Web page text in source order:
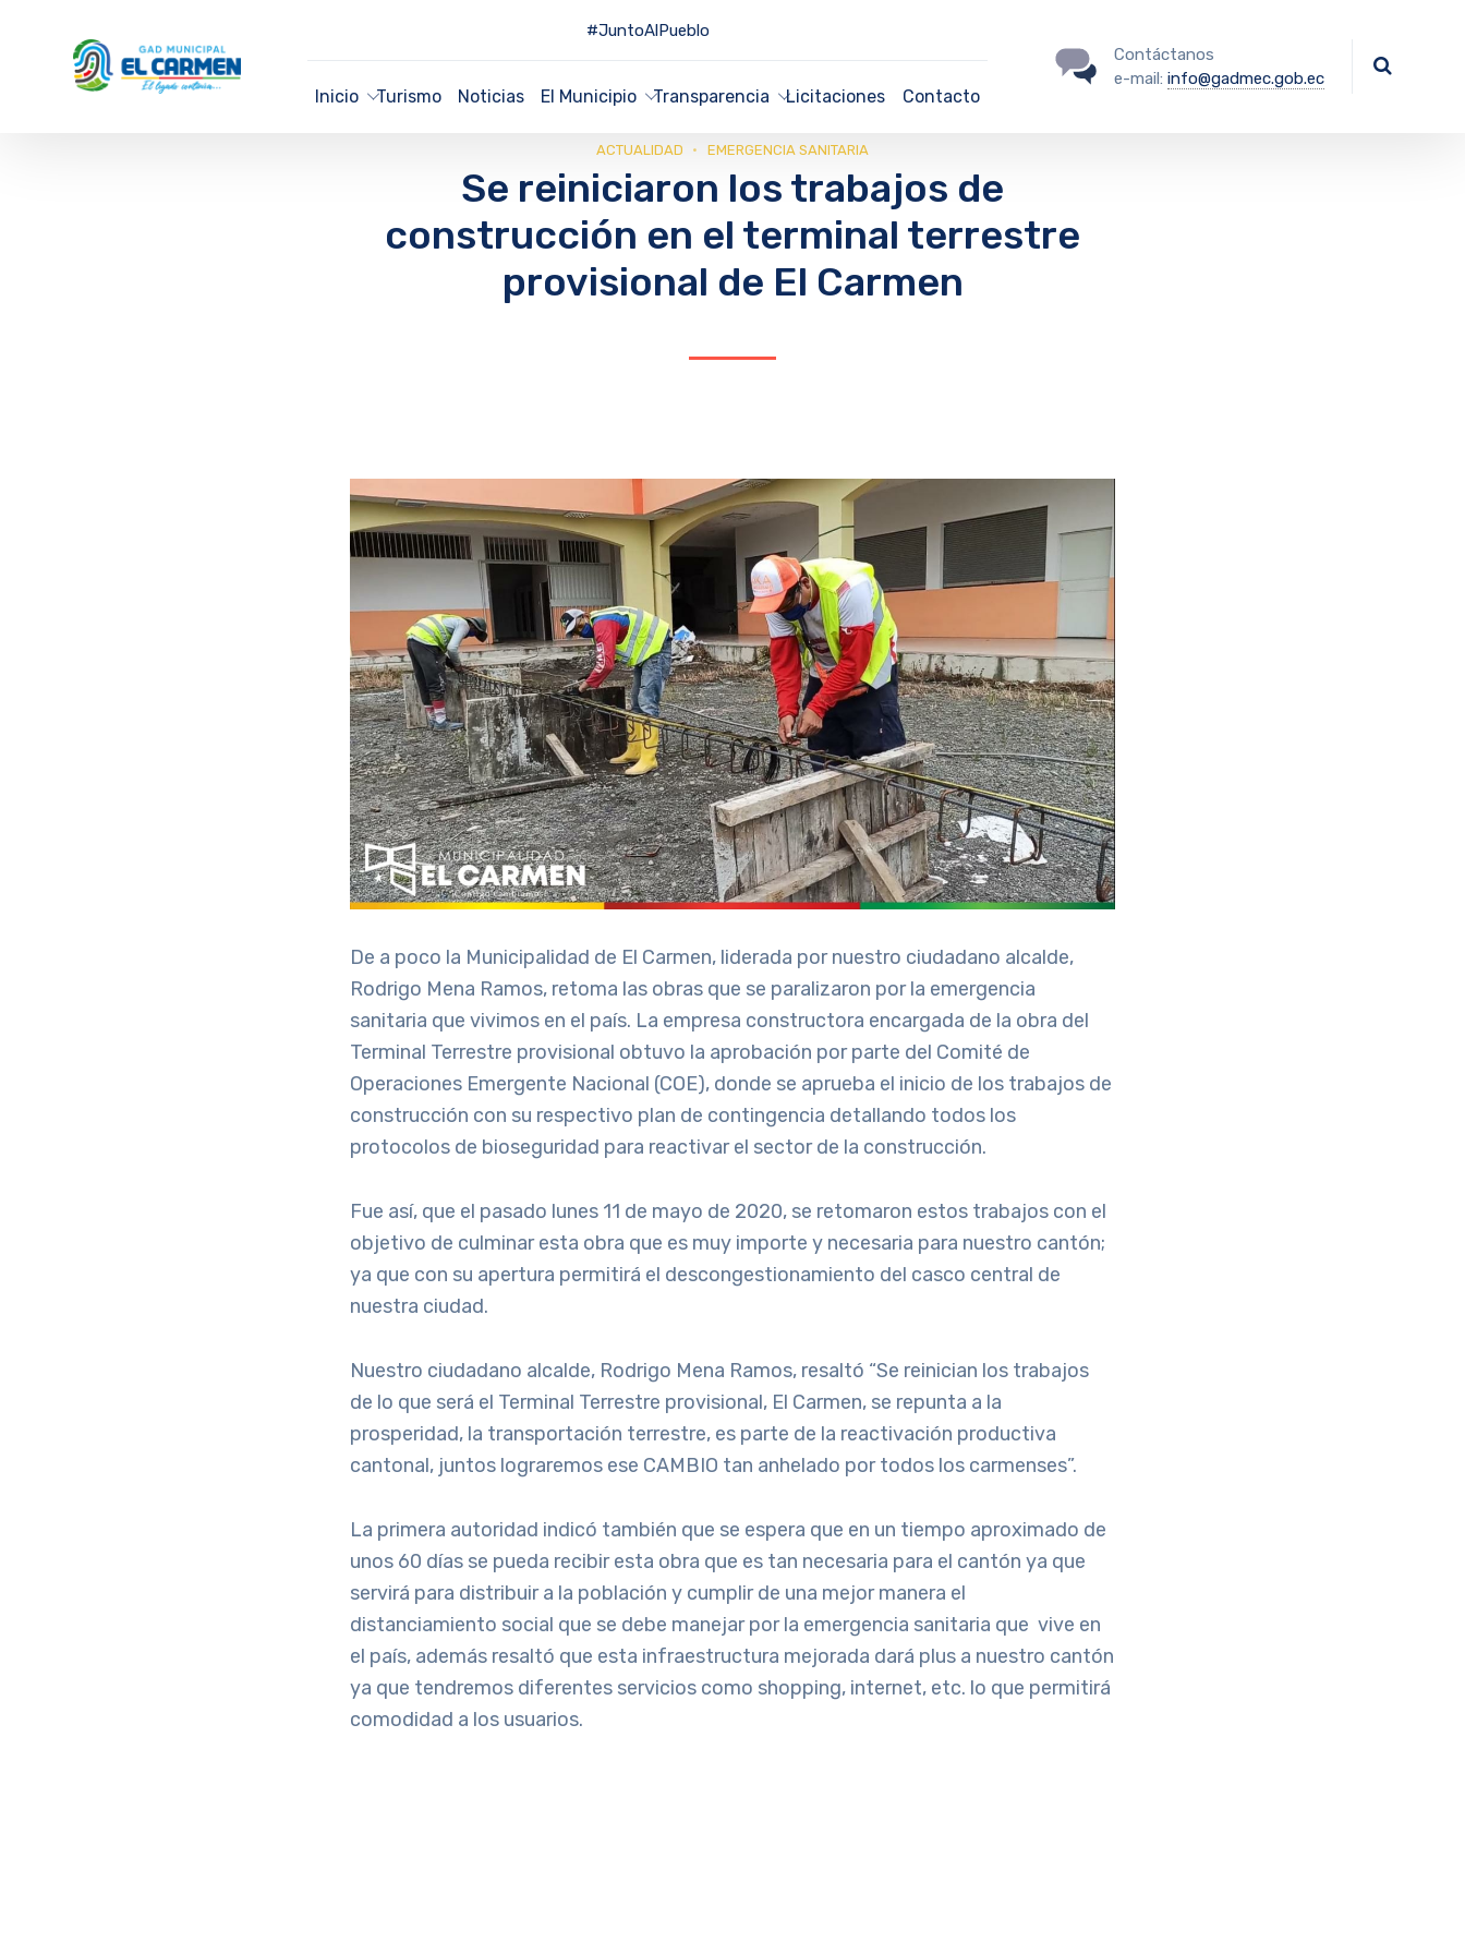
#JuntoAlPueblo
Inicio Turismo Noticias El Municipio Transparencia Licitaciones Contacto
Contáctanos
e-mail: info@gadmec.gob.ec
ACTUALIDAD EMERGENCIA SANITARIA
Se reiniciaron los trabajos de
construcción en el terminal terrestre
provisional de El Carmen
De a poco la Municipalidad de El Carmen, liderada por nuestro ciudadano alcalde,
Rodrigo Mena Ramos, retoma las obras que se paralizaron por la emergencia
sanitaria que vivimos en el país. La empresa constructora encargada de la obra del
Terminal Terrestre provisional obtuvo la aprobación por parte del Comité de
Operaciones Emergente Nacional (COE), donde se aprueba el inicio de los trabajos de
construcción con su respectivo plan de contingencia detallando todos los
protocolos de bioseguridad para reactivar el sector de la construcción.
Fue así, que el pasado lunes 11 de mayo de 2020, se retomaron estos trabajos con el
objetivo de culminar esta obra que es muy importe y necesaria para nuestro cantón;
ya que con su apertura permitirá el descongestionamiento del casco central de
nuestra ciudad.
Nuestro ciudadano alcalde, Rodrigo Mena Ramos, resaltó “Se reinician los trabajos
de lo que será el Terminal Terrestre provisional, El Carmen, se repunta a la
prosperidad, la transportación terrestre, es parte de la reactivación productiva
cantonal, juntos lograremos ese CAMBIO tan anhelado por todos los carmenses”.
La primera autoridad indicó también que se espera que en un tiempo aproximado de
unos 60 días se pueda recibir esta obra que es tan necesaria para el cantón ya que
servirá para distribuir a la población y cumplir de una mejor manera el
distanciamiento social que se debe manejar por la emergencia sanitaria que vive en
el país, además resaltó que esta infraestructura mejorada dará plus a nuestro cantón
ya que tendremos diferentes servicios como shopping, internet, etc. lo que permitirá
comodidad a los usuarios.